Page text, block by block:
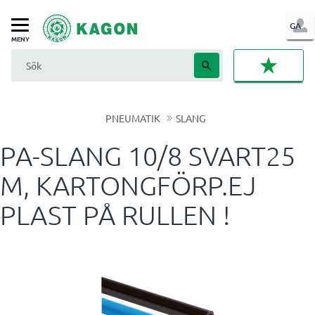
Meny
GA
IN
PNEUMATIK SLANG
PA-SLANG 10/8 SVART25
M, KARTONGFÖRP.EJ
PLAST PÅ RULLEN !